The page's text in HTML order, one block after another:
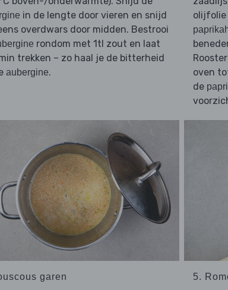
in de lengte door vieren en snijd
overdwars door midden. Bestrooi
rondom met 1tl zout en laat
trekken – zo haal je de bitterheid
aubergine.
olijfolie
oven
de
garen 5.